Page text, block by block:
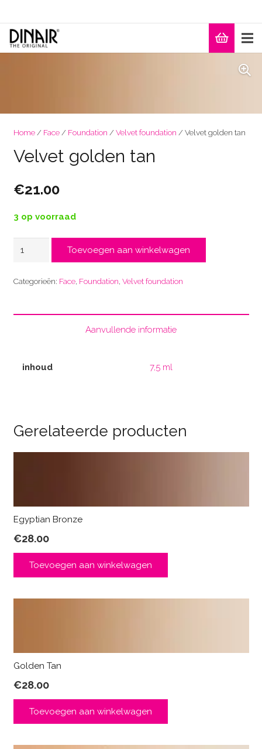
Home/ Face/ Foundation /Velvet foundation / Velvet golden tan
Velvet golden tan
€21.00
3 op voorraad
aantal
Toevoegen aan winkelwagen
Categorieën: Face, Foundation, Velvet foundation
Aanvullende informatie
inhoud 7,5 ml
Gerelateerde producten
Egyptian Bronze
€28.00
Toevoegen aan winkelwagen
Golden Tan
€28.00
Toevoegen aan winkelwagen